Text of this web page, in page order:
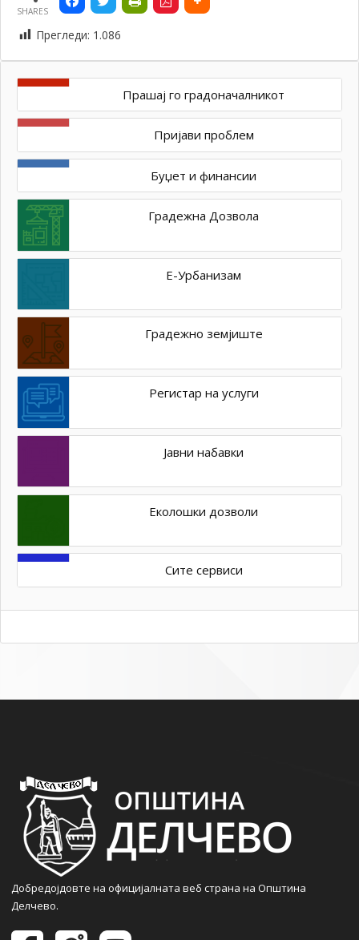
SHARES
Прегледи: 1.086
Прашај го градоначалникот
Пријави проблем
Буџет и финансии
Градежна Дозвола
Е-Урбанизам
Градежно земјиште
Регистар на услуги
Јавни набавки
Еколошки дозволи
Сите сервиси
Добредојдовте на официјалната веб страна на Општина
Делчево.